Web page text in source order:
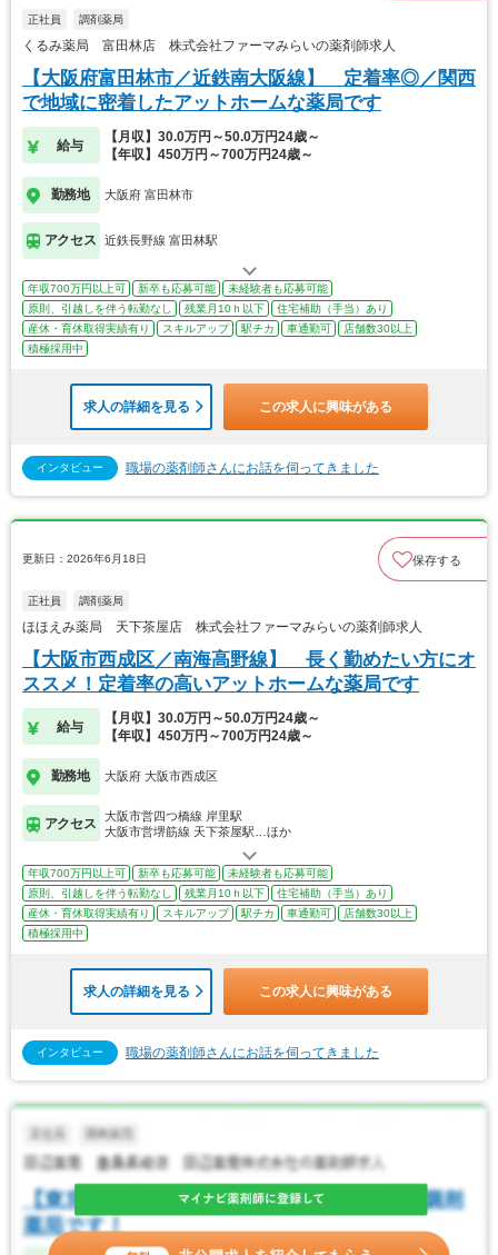
正社員 調剤薬局
くるみ薬局 富田林店 株式会社ファーマみらいの薬剤師求人
【大阪府富田林市／近鉄南大阪線】 定着率◎／関西
で地域に密着したアットホームな薬局です
給与
【月収】30.0万円～50.0万円24歳～
【年収】450万円～700万円24歳～
勤務地 大阪府 富田林市
アクセス 近鉄長野線 富田林駅
年収700万円以上可 新卒も応募可能
未経験者も応募可能
原則、引越しを伴う転勤なし
残業月10ｈ以下
住宅補助（手当）あり
産休・育休取得実績有り
スキルアップ 駅チカ 車通勤可
店舗数30以上
積極採用中
求人の詳細を見る この求人に興味がある
インタビュー 職場の薬剤師さんにお話を伺ってきました
更新日：2026年6月18日 保存する
正社員 調剤薬局
ほほえみ薬局 天下茶屋店 株式会社ファーマみらいの薬剤師求人
【大阪市西成区／南海高野線】 長く勤めたい方にオ
ススメ！定着率の高いアットホームな薬局です
給与
【月収】30.0万円～50.0万円24歳～
【年収】450万円～700万円24歳～
勤務地 大阪府 大阪市西成区
アクセス
大阪市営四つ橋線 岸里駅
大阪市営堺筋線 天下茶屋駅…ほか
年収700万円以上可 新卒も応募可能
未経験者も応募可能
原則、引越しを伴う転勤なし
残業月10ｈ以下
住宅補助（手当）あり
産休・育休取得実績有り
スキルアップ 駅チカ 車通勤可
店舗数30以上
積極採用中
求人の詳細を見る この求人に興味がある
インタビュー 職場の薬剤師さんにお話を伺ってきました